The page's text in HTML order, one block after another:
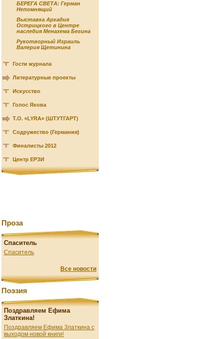
БЕРЕГА СВЕТА: Герман
Непомнящий
Выставка Аркадия
Острицкого в Центре
наследия Менахема Бегина
Рукотворный Израиль
Валерия Щетинина
Гости журнала
Литературные проекты
Искусство
Голос Якова
Т.О. «LYRA» (ШТУТГАРТ)
Содружество (Германия)
Финалисты 2012
Центр ЕРЗИ
Проза
Спаситель
Спаситель
Все новости
Поэзия
Поздравляем Ефима
Златкина!
Поздравляем Ефима Златкина с
выходом новой книги!